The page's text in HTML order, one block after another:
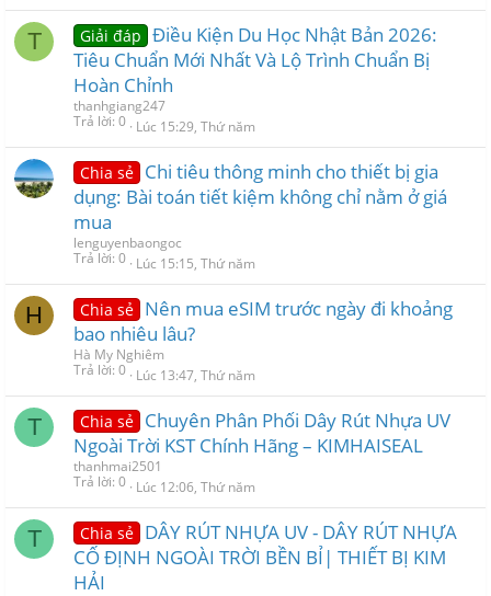
T Giải đáp Điều Kiện Du Học Nhật Bản 2026:
Tiêu Chuẩn Mới Nhất Và Lộ Trình Chuẩn Bị
Hoàn Chỉnh
thanhgiang247
Trả lời 0 Lúc 15:29, Thứ năm
Chia sẻ Chi tiêu thông minh cho thiết bị gia
dụng: Bài toán tiết kiệm không chỉ nằm ở giá
mua
lenguyenbaongoc
Trả lời 0 Lúc 15:15, Thứ năm
H Chia sẻ Nên mua eSIM trước ngày đi khoảng
bao nhiêu lâu?
Hà My Nghiêm
Trả lời 0 Lúc 13:47, Thứ năm
T Chia sẻ Chuyên Phân Phối Dây Rút Nhựa UV
Ngoài Trời KST Chính Hãng – KIMHAISEAL
thanhmai2501
Trả lời 0 Lúc 12:06, Thứ năm
T Chia sẻ DÂY RÚT NHỰA UV - DÂY RÚT NHỰA
CỐ ĐỊNH NGOÀI TRỜI BỀN BỈ| THIẾT BỊ KIM
HẢI